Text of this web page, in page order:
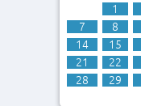
1
7
8
14
15
21
22
28
29